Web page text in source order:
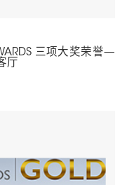
三项大奖荣誉—
厅